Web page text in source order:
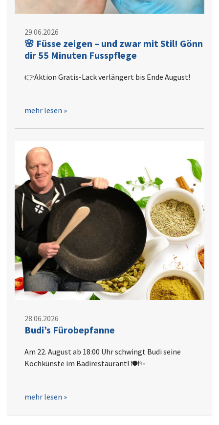
29.06.2026
🌸 Füsse zeigen – und zwar mit Stil! Gönn
dir 55 Minuten Fusspflege
👉Aktion Gratis-Lack verlängert bis Ende August!
mehr lesen »
28.06.2026
Budi’s Fürobepfanne
Am 22. August ab 18:00 Uhr schwingt Budi seine
Kochkünste im Badirestaurant! 🍽️✨
mehr lesen »